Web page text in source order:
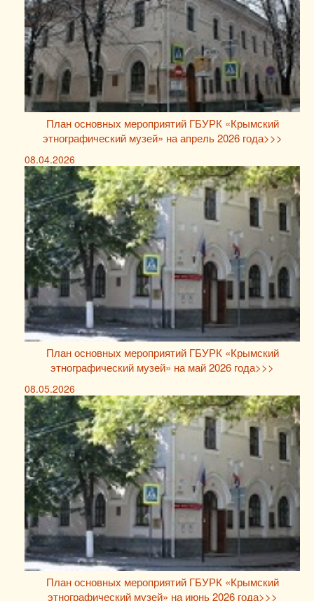
План основных мероприятий ГБУРК «Крымский
этнографический музей» на апрель 2026 года>>>
08.04.2026
План основных мероприятий ГБУРК «Крымский
этнографический музей» на май 2026 года>>>
08.05.2026
План основных мероприятий ГБУРК «Крымский
этнографический музей» на июнь 2026 года>>>